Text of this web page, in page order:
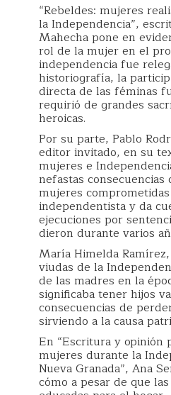
“Rebeldes: mujeres
la Independencia”,
Mahecha pone en
rol de la mujer en el
independencia fue
historiografía, la
directa de las féminas
requirió de grandes
heroicas.
Por su parte, Pablo
editor invitado, en su
mujeres e
nefastas consecuencias
mujeres
independentista y da
ejecuciones por
dieron durante varios
María Himelda
viudas de la
de las madres en la
significaba tener hijos
consecuencias de
sirviendo a la causa
En “Escritura y opinión
mujeres durante la
Nueva Granada”, Ana
cómo a pesar de que